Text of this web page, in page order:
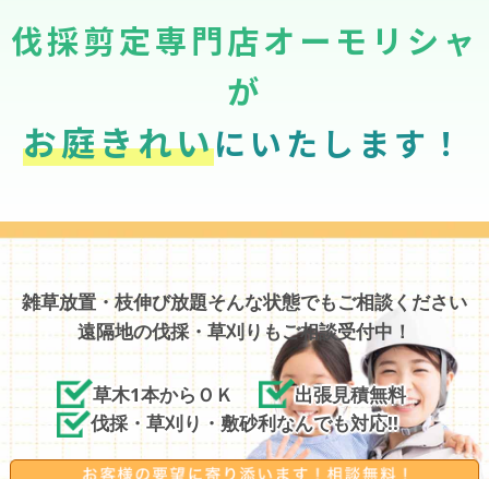
伐採剪定専門店オーモリシャ
が
お庭きれいにいたします！
雑草放置・枝伸び放題そんな状態でもご相談ください
遠隔地の伐採・草刈りもご相談受付中！
草木1本からＯＫ
出張見積無料
伐採・草刈り・敷砂利なんでも対応!!